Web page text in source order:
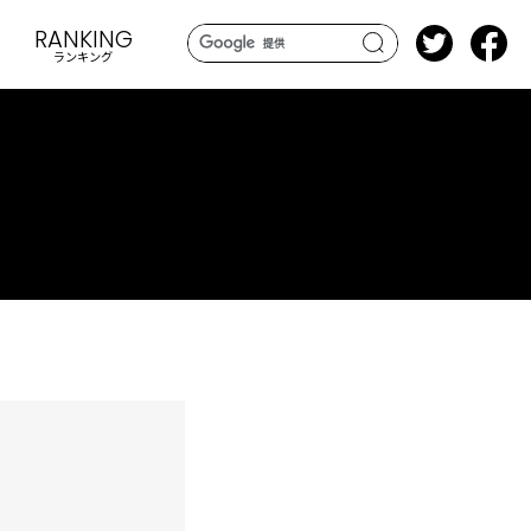
search
RANKING
ランキング